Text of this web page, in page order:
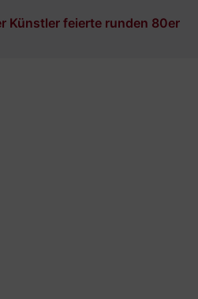
Künstler feierte runden 80er